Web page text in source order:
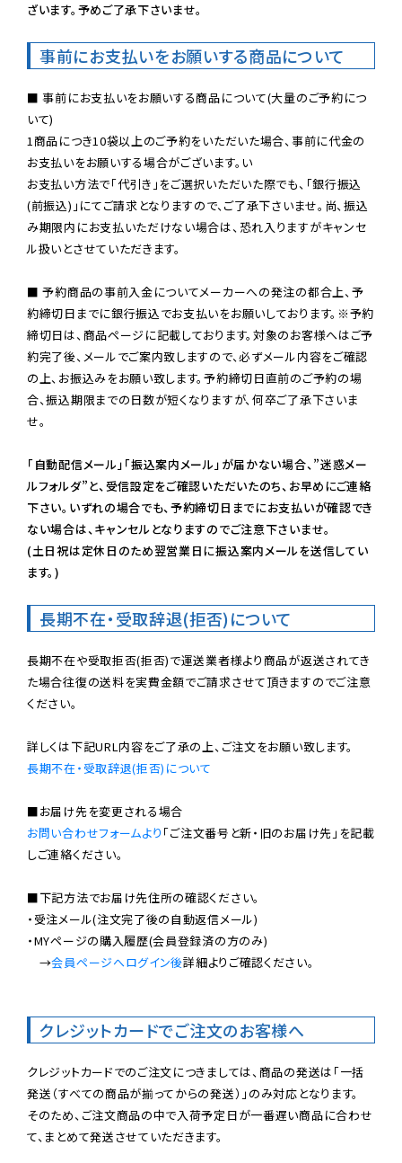
ざいます。予めご了承下さいませ。
事前にお支払いをお願いする商品について
■ 事前にお支払いをお願いする商品について(大量のご予約につ
いて)
1商品につき10袋以上のご予約をいただいた場合、事前に代金の
お支払いをお願いする場合がございます。い
お支払い方法で「代引き」をご選択いただいた際でも、「銀行振込
(前振込)」にてご請求となりますので、ご了承下さいませ。尚、振込
み期限内にお支払いただけない場合は、恐れ入りますがキャンセ
ル扱いとさせていただきます。
■ 予約商品の事前入金についてメーカーへの発注の都合上、予
約締切日までに銀行振込でお支払いをお願いしております。※予約
締切日は、商品ページに記載しております。対象のお客様へはご予
約完了後、メールでご案内致しますので、必ずメール内容をご確認
の上、お振込みをお願い致します。予約締切日直前のご予約の場
合、振込期限までの日数が短くなりますが、何卒ご了承下さいま
せ。
「自動配信メール」「振込案内メール」が届かない場合、”迷惑メー
ルフォルダ”と、受信設定をご確認いただいたのち、お早めにご連絡
下さい。いずれの場合でも、予約締切日までにお支払いが確認でき
ない場合は、キャンセルとなりますのでご注意下さいませ。
(土日祝は定休日のため翌営業日に振込案内メールを送信してい
ます。)
長期不在・受取辞退(拒否)について
長期不在や受取拒否(拒否)で運送業者様より商品が返送されてき
た場合往復の送料を実費金額でご請求させて頂きますのでご注意
ください。
長期不在・受取辞退(拒否)について
お問い合わせフォームより 「ご注文番号と新・旧のお届け先」を記載
しご連絡ください。
■下記方法でお届け先住所の確認ください。
・受注メール(注文完了後の自動返信メール)
・MYページの購入履歴(会員登録済の方のみ)
→会員ページへログイン後詳細よりご確認ください。
クレジットカードでご注文のお客様へ
クレジットカードでのご注文につきましては、商品の発送は「一括
発送（すべての商品が揃ってからの発送）」のみ対応となります。
そのため、ご注文商品の中で入荷予定日が一番遅い商品に合わせ
て、まとめて発送させていただきます。